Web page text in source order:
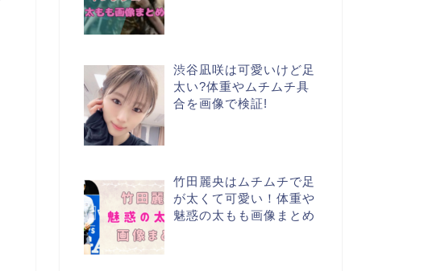
渋谷凪咲は可愛いけど足
太い?体重やムチムチ具
合を画像で検証!
竹田麗央はムチムチで足
が太くて可愛い！体重や
魅惑の太もも画像まとめ